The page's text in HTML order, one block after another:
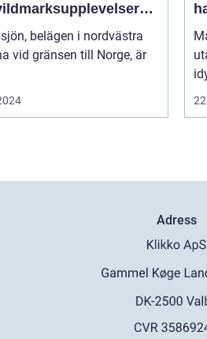
håll
belägen i nordvästra
vid gränsen till Norge, är
Adress